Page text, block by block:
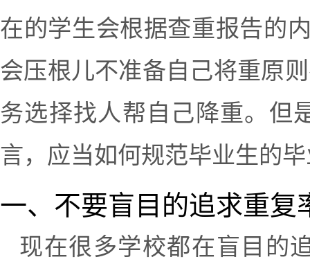
在的学生会根据查重报告的
会压根儿不准备自己将重原
务选择找人帮自己降重。但
言，应当如何规范毕业生的
一、不要盲目的追求重复
现在很多学校都在盲目的